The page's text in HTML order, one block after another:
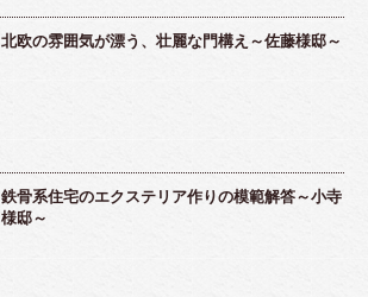
北欧の雰囲気が漂う、壮麗な門構え～佐藤様邸～
鉄骨系住宅のエクステリア作りの模範解答～小寺
様邸～